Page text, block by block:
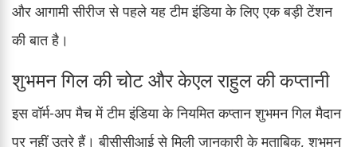
और आगामी सीरीज से पहले यह टीम इंडिया के लिए एक बड़ी टेंशन
की बात है।
शुभमन गिल की चोट और केएल राहुल की कप्तानी
इस वॉर्म-अप मैच में टीम इंडिया के नियमित कप्तान शुभमन गिल मैदान
पर नहीं उतरे हैं। बीसीसीआई से मिली जानकारी के मुताबिक, शुभमन